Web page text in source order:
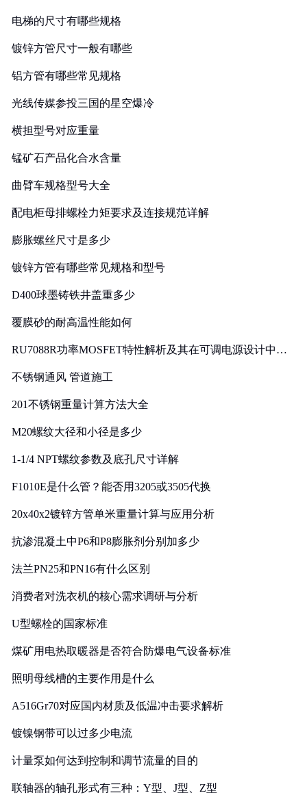
电梯的尺寸有哪些规格
镀锌方管尺寸一般有哪些
铝方管有哪些常见规格
光线传媒参投三国的星空爆冷
横担型号对应重量
锰矿石产品化合水含量
曲臂车规格型号大全
配电柜母排螺栓力矩要求及连接规范详解
膨胀螺丝尺寸是多少
镀锌方管有哪些常见规格和型号
D400球墨铸铁井盖重多少
覆膜砂的耐高温性能如何
RU7088R功率MOSFET特性解析及其在可调电源设计中的
不锈钢通风 管道施工
201不锈钢重量计算方法大全
M20螺纹大径和小径是多少
1-1/4 NPT螺纹参数及底孔尺寸详解
F1010E是什么管？能否用3205或3505代换
20x40x2镀锌方管单米重量计算与应用分析
抗渗混凝土中P6和P8膨胀剂分别加多少
法兰PN25和PN16有什么区别
消费者对洗衣机的核心需求调研与分析
U型螺栓的国家标准
煤矿用电热取暖器是否符合防爆电气设备标准
照明母线槽的主要作用是什么
A516Gr70对应国内材质及低温冲击要求解析
镀镍钢带可以过多少电流
计量泵如何达到控制和调节流量的目的
联轴器的轴孔形式有三种：Y型、J型、Z型